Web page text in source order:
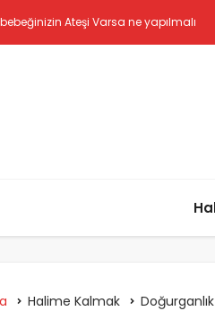
Stres
Halime Kalmak